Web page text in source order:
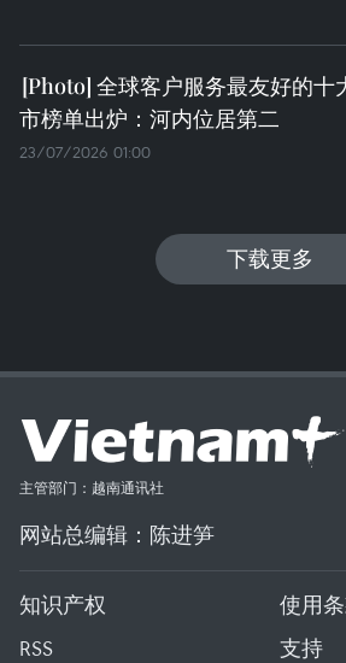
全球客户服务最友好的十
市榜单出炉：河内位居第二
23/07/2026 01:00
下载更多
主管部门：越南通讯社
网站总编辑：陈进笋
知识产权
使用
RSS
支持